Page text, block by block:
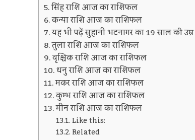
सिंह राशि आज का राशिफल
कन्या राशि आज का राशिफल
यह भी पढ़ें सुहानी भटनागर का 19 साल की
तुला राशि आज का राशिफल
वृश्चिक राशि आज का राशिफल
धनु राशि आज का राशिफल
मकर राशि आज का राशिफल
कुम्भ राशि आज का राशिफल
मीन राशि आज का राशिफल
Like this:
Related